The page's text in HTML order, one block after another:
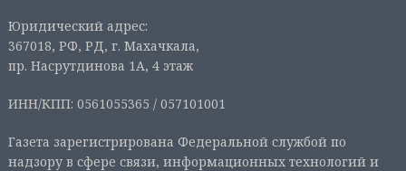
Юридический адрес:
367018, РФ, РД, г. Махачкала,
пр. Насрутдинова 1А, 4 этаж
ИНН/КПП: 0561055365 / 057101001
Газета зарегистрирована Федеральной службой по
надзору в сфере связи, информационных технологий и